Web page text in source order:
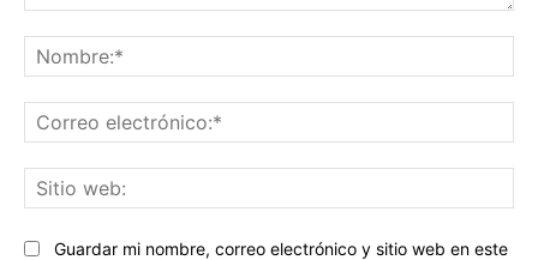
Guardar mi nombre, correo electrónico y sitio web en este